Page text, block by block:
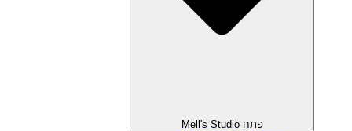
פתח Mell's Studio